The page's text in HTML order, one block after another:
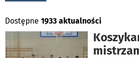
Dostępne 1933 aktualności